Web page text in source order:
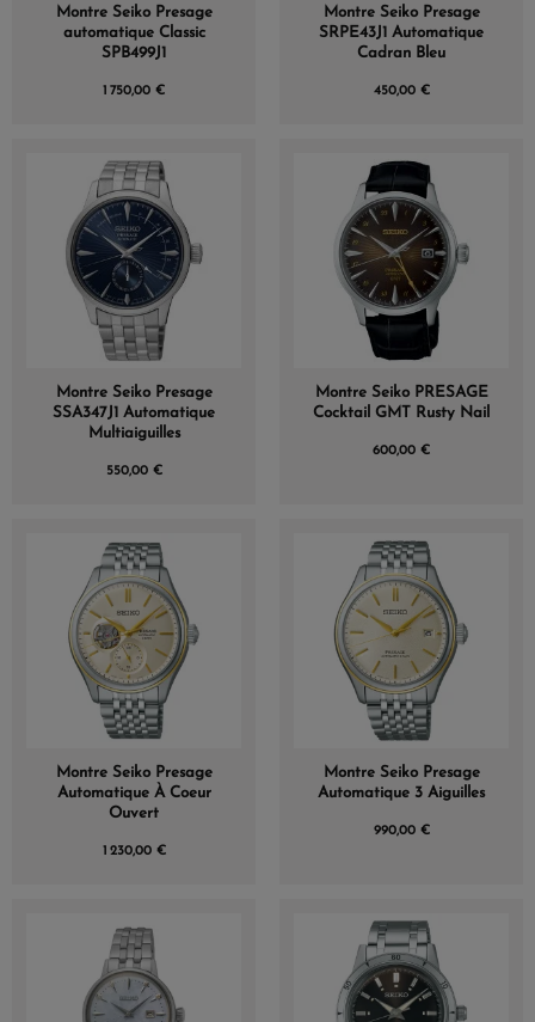
Montre Seiko Presage
automatique Classic
SPB499J1
1 750,00 €
Montre Seiko Presage
SRPE43J1 Automatique
Cadran Bleu
450,00 €
Montre Seiko Presage
SSA347J1 Automatique
Multiaiguilles
550,00 €
Montre Seiko PRESAGE
Cocktail GMT Rusty Nail
600,00 €
Montre Seiko Presage
Automatique À Coeur
Ouvert
1 230,00 €
Montre Seiko Presage
Automatique 3 Aiguilles
990,00 €